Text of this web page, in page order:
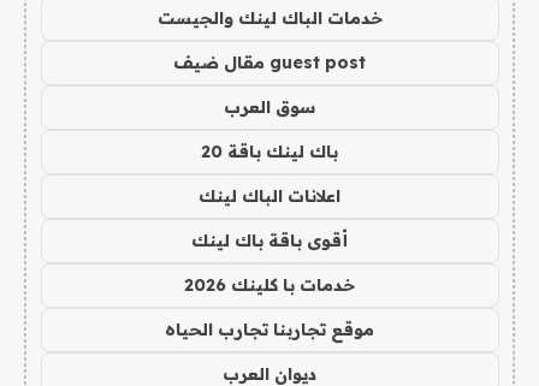
خدمات الباك لينك والجيست
guest post مقال ضيف
سوق العرب
باك لينك باقة 20
اعلانات الباك لينك
أقوى باقة باك لينك
خدمات با كلينك 2026
موقع تجاربنا تجارب الحياه
ديوان العرب